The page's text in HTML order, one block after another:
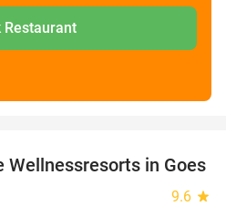
Restaurant
49%
Wellnessresorts in Goes
9.6 star